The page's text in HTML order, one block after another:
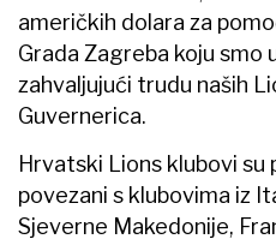
američkih dolara za
Grada Zagreba koju smo
zahvaljujući trudu naših
Guvernerica.
Hrvatski Lions klubovi
povezani s klubovima iz
Sjeverne Makedonije,